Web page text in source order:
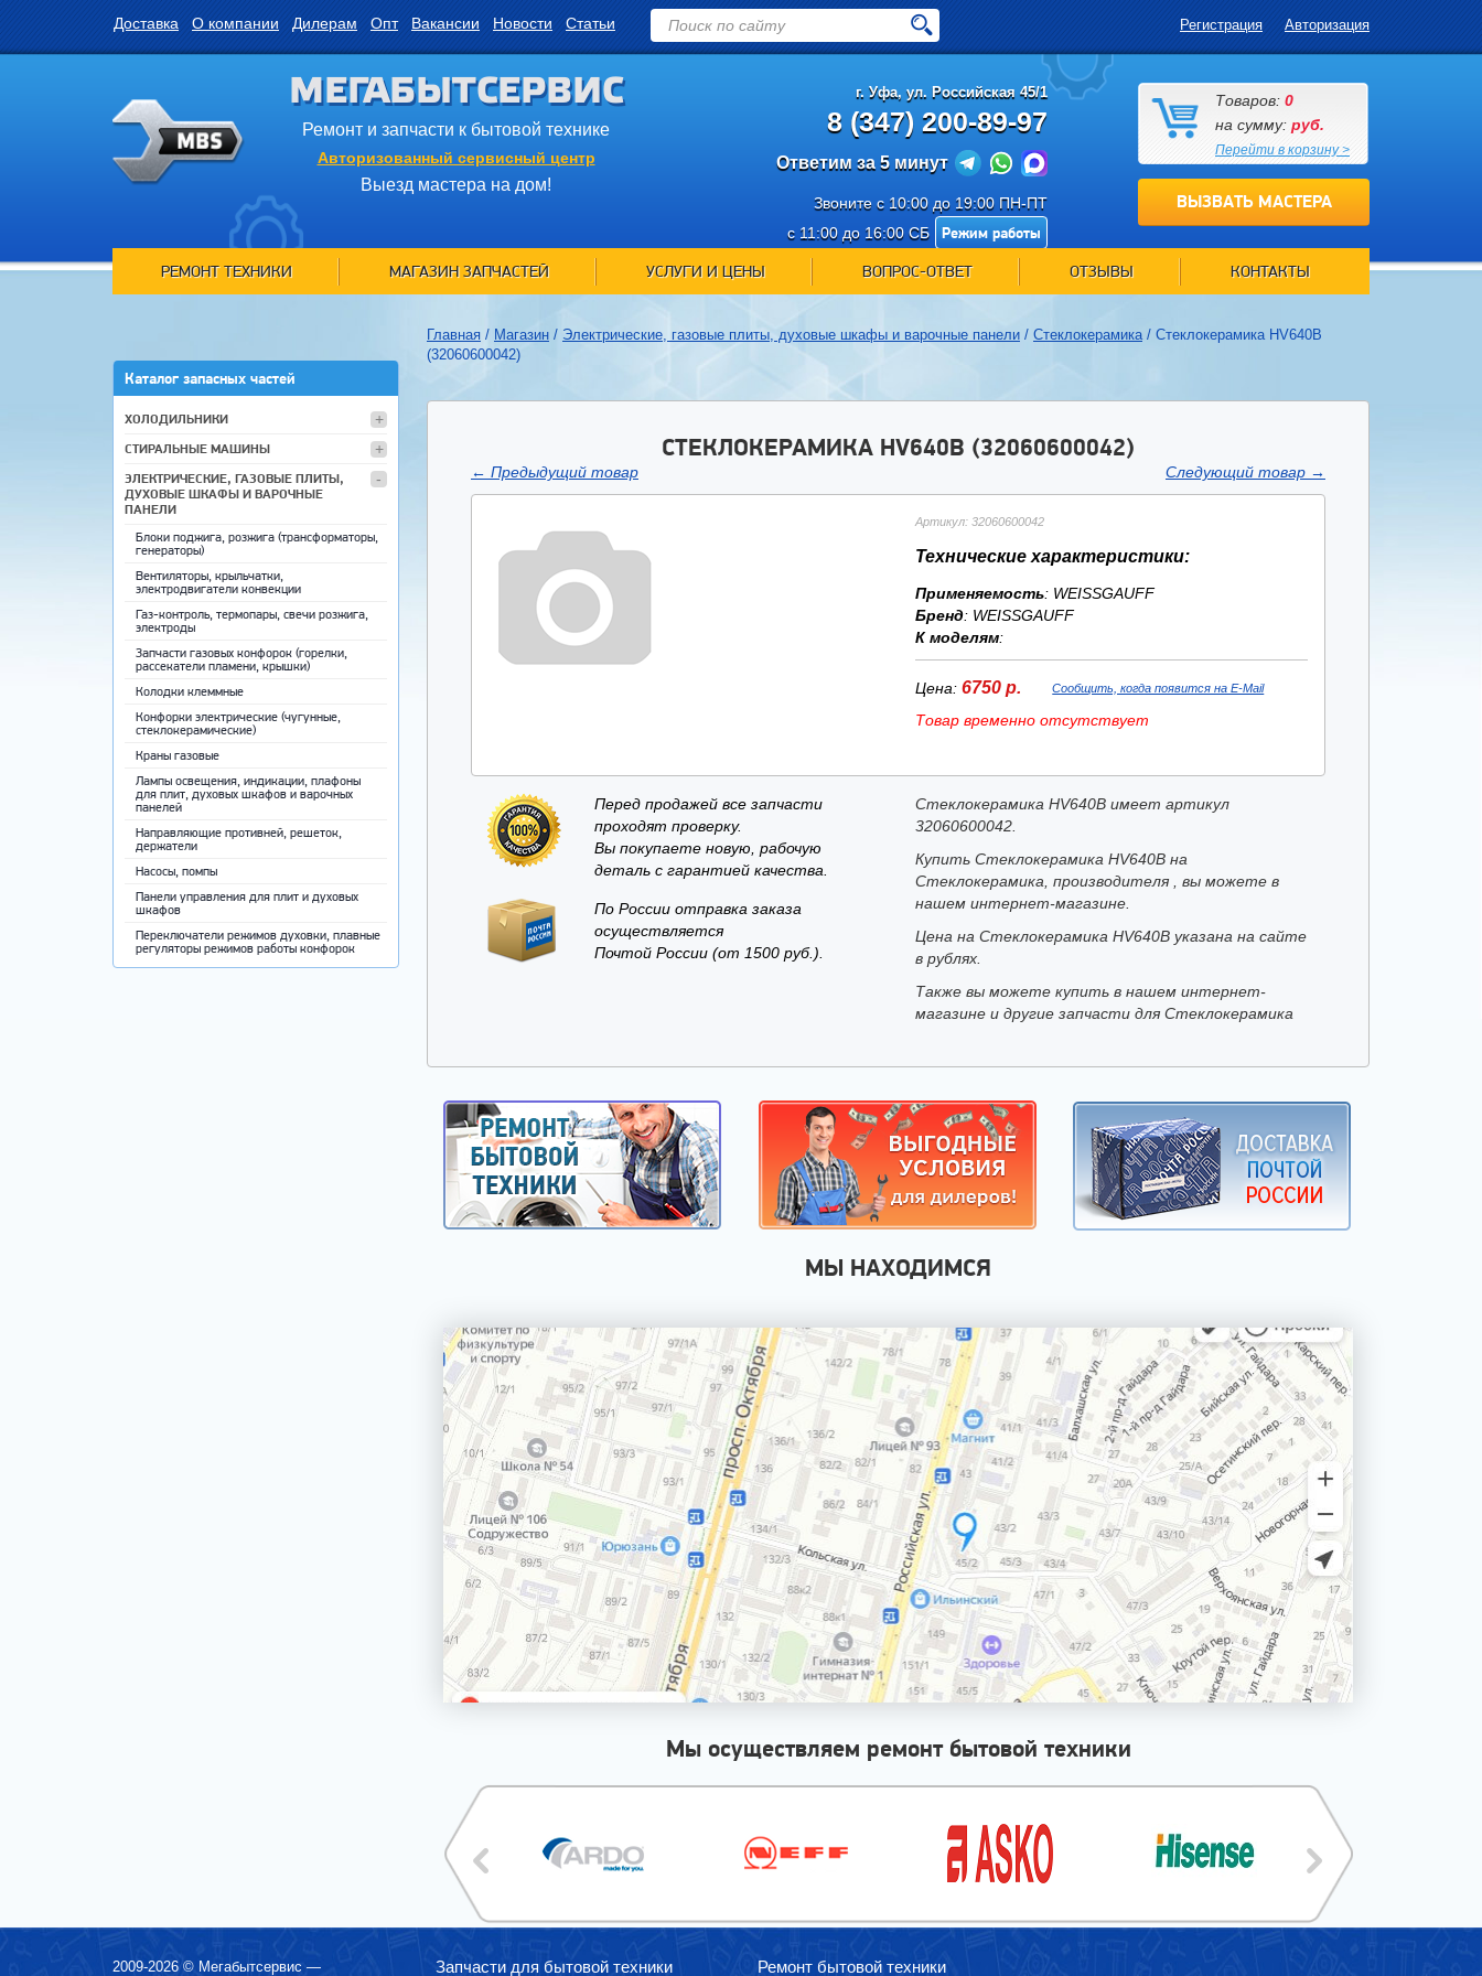
Доставка О компании Дилерам Опт Вакансии Новости Статьи Регистрация Авторизация
МЕГАБЫТСЕРВИС
Ремонт и запчасти к бытовой технике
Авторизованный сервисный центр
Выезд мастера на дом!
г. Уфа, ул. Российская 45/1
8 (347) 200-89-97
Ответим за 5 минут
Звоните с 10:00 до 19:00 ПН-ПТ
с 11:00 до 16:00 СБ
Режим работы
Товаров: 0
на сумму: руб.
Перейти в корзину >
ВЫЗВАТЬ МАСТЕРА
РЕМОНТ ТЕХНИКИ МАГАЗИН ЗАПЧАСТЕЙ УСЛУГИ И ЦЕНЫ ВОПРОС-ОТВЕТ ОТЗЫВЫ КОНТАКТЫ
Каталог запасных частей
ХОЛОДИЛЬНИКИ
СТИРАЛЬНЫЕ МАШИНЫ
ЭЛЕКТРИЧЕСКИЕ, ГАЗОВЫЕ ПЛИТЫ,
ДУХОВЫЕ ШКАФЫ И ВАРОЧНЫЕ
ПАНЕЛИ
Блоки поджига, розжига (трансформаторы,
генераторы)
Вентиляторы, крыльчатки,
электродвигатели конвекции
Газ-контроль, термопары, свечи розжига,
электроды
Запчасти газовых конфорок (горелки,
рассекатели пламени, крышки)
Колодки клеммные
Конфорки электрические (чугунные,
стеклокерамические)
Краны газовые
Лампы освещения, индикации, плафоны
для плит, духовых шкафов и варочных
панелей
Направляющие противней, решеток,
держатели
Насосы, помпы
Панели управления для плит и духовых
шкафов
Переключатели режимов духовки, плавные
регуляторы режимов работы конфорок
Главная / Магазин / Электрические, газовые плиты, духовые шкафы и варочные панели / Стеклокерамика/ Стеклокерамика HV640B
(32060600042)
СТЕКЛОКЕРАМИКА HV640B (32060600042)
← Предыдущий товар Следующий товар →
Артикул: 32060600042
Технические характеристики:
Применяемость: WEISSGAUFF
Бренд: WEISSGAUFF
К моделям:
Цена: 6750 р. Сообщить, когда появится на E-Mail
Товар временно отсутствует
Перед продажей все запчасти
проходят проверку.
Вы покупаете новую, рабочую
деталь с гарантией качества.
По России отправка заказа
осуществляется
Почтой России (от 1500 руб.).
Стеклокерамика HV640B имеет артикул
32060600042.
Купить Стеклокерамика HV640B на
Стеклокерамика, производителя , вы можете в
нашем интернет-магазине.
Цена на Стеклокерамика HV640B указана на сайте
в рублях.
Также вы можете купить в нашем интернет-
магазине и другие запчасти для Стеклокерамика
МЫ НАХОДИМСЯ
Мы осуществляем ремонт бытовой техники
2009-2026 © Мегабытсервис — Запчасти для бытовой техники Ремонт бытовой техники